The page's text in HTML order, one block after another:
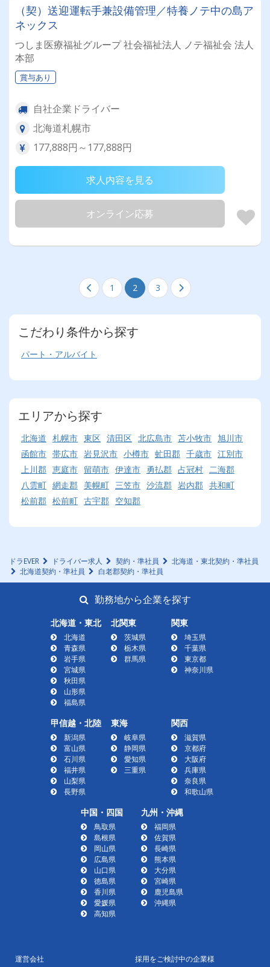
（契）送迎運転手兼設備管理／特養ノテ中の島ア
ネックス
つしま医療福祉グループ 社会福祉法人 ノテ福祉会 法人
本部
賞与あり
自社企業ドライバー
北海道札幌市
177,888円～177,888円
求人内容を見る
オンライン応募
1 2 3
こだわり条件から探す
パート・アルバイト
エリアから探す
北海道 札幌市 東区 清田区 北広島市 苫小牧市 旭川市
函館市 帯広市 岩見沢市 小樽市 虻田郡 千歳市 江別市
上川郡 恵庭市 留萌市 伊達市 勇払郡 占冠村 二海郡
八雲町 網走郡 美幌町 三笠市 沙流郡 岩内郡 共和町
松前郡 松前町 古宇郡 空知郡
ドラEVER ドライバー求人 契約・準社員
北海道・東北契約・準社員
北海道契約・準社員
白老郡契約・準社員
勤務地から企業を探す
北海道・東北
北海道
青森県
岩手県
宮城県
秋田県
山形県
福島県
北関東
茨城県
栃木県
群馬県
関東
埼玉県
千葉県
東京都
神奈川県
甲信越・北陸
新潟県
富山県
石川県
福井県
山梨県
長野県
東海
岐阜県
静岡県
愛知県
三重県
関西
滋賀県
京都府
大阪府
兵庫県
奈良県
和歌山県
中国・四国
鳥取県
島根県
岡山県
広島県
山口県
徳島県
香川県
愛媛県
高知県
九州・沖縄
福岡県
佐賀県
長崎県
熊本県
大分県
宮崎県
鹿児島県
沖縄県
運営会社 採用をご検討中の企業様